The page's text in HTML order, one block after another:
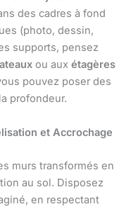
des cadres à fond
(photo, dessin,
supports, pensez
ou aux étagères
pouvez poser des
profondeur.
et Accrochage
murs transformés en
au sol. Disposez
en respectant